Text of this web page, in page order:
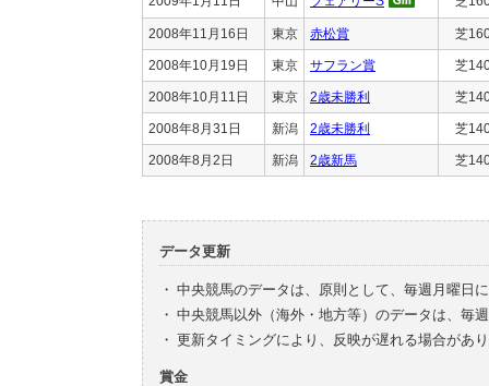
2008年11月16日 東京 赤松賞 芝
2008年10月19日 東京 サフラン賞 芝
2008年10月11日 東京 2歳未勝利 芝
2008年8月31日 新潟 2歳未勝利 芝
2008年8月2日 新潟 2歳新馬 芝
データ更新
・ 中央競馬のデータは、原則として、毎週月曜日
・ 中央競馬以外（海外・地方等）のデータは、毎
・ 更新タイミングにより、反映が遅れる場合があ
賞金